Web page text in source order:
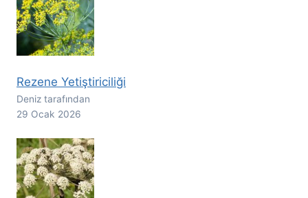
Rezene Yetiştiriciliği
Deniz tarafından
29 Ocak 2026